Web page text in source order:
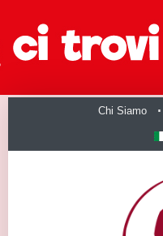
Chi Siamo